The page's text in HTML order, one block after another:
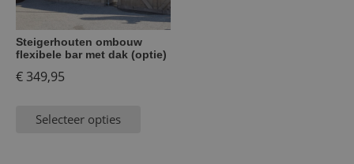
Steigerhouten ombouw
flexibele bar met dak (optie)
€349,95
Selecteer opties